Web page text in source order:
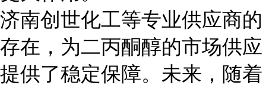
济南创世化工等专业供应商的
存在，为二丙酮醇的市场供应
提供了稳定保障。未来，随着